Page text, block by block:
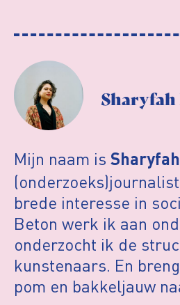
Sharyfah
Mijn naam is
brede interesse in
Beton werk ik aan
onderzocht ik de
kunstenaars. En
pom en bakkeljauw